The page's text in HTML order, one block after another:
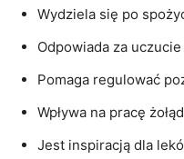
Wydziela się po
Odpowiada za
Pomaga regulować
Wpływa na pracę
Jest inspiracją dla